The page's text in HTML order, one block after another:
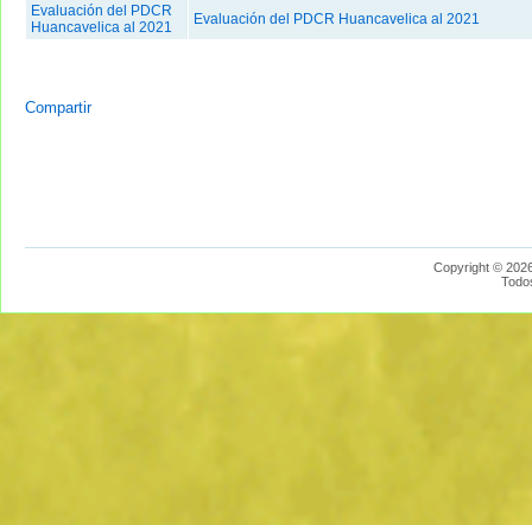
Evaluación del PDCR
Huancavelica al 2021
Evaluación del PDCR Huancavelica al 2021
Compartir
Copyright ©